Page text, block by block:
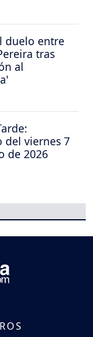
duelo entre
tras
al
del viernes 7
de 2026